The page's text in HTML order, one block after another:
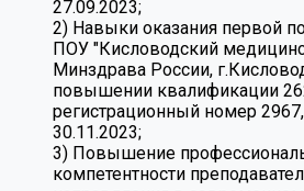
27.09.2023;
2) Навыки оказания первой
ПОУ "Кисловодский
Минздрава России,
повышении квалификации
регистрационный номер
30.11.2023;
3) Повышение
компетентности